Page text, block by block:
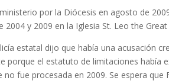
por la Diócesis en agosto de
2004 y 2009 en la Iglesia St. Leo the
estatal dijo que había una acusación
porque el estatuto de limitaciones había
no fue procesada en 2009. Se espera